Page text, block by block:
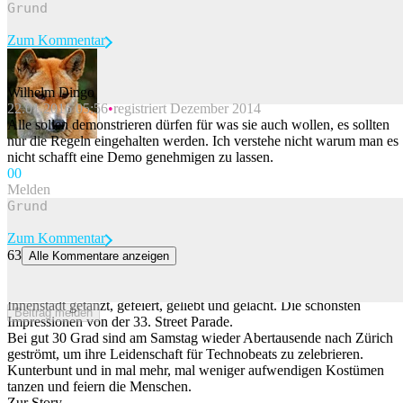
Beitrag melden
Zum Kommentar
Wilhelm Dingo
22.01.2016 05:56 registriert Dezember 2014
Alle sollen demonstrieren dürfen für was sie auch wollen, es sollten
nur die Regeln eingehalten werden. Ich verstehe nicht warum man es
nicht schafft eine Demo genehmigen zu lassen.
00
Melden
Beitrag melden
Zum Kommentar
63 Alle Kommentare anzeigen
Innenstadt getanzt, gefeiert, geliebt und gelacht. Die schönsten
Impressionen von der 33. Street Parade.
Bei gut 30 Grad sind am Samstag wieder Abertausende nach Zürich
geströmt, um ihre Leidenschaft für Technobeats zu zelebrieren.
Kunterbunt und in mal mehr, mal weniger aufwendigen Kostümen
tanzen und feiern die Menschen.